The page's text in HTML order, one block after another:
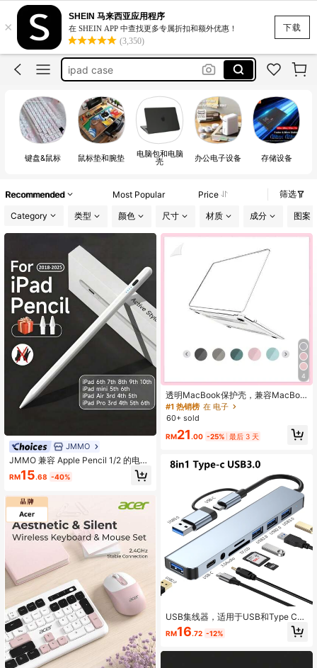
下载
×
SHEIN 马来西亚应用程序
在 SHEIN APP 中查找更多专属折扣和额外优惠！
(3,350)
复古连衣裙
ipad case
macbook case
mouse
复古连衣裙
ipad case
键盘&鼠标 鼠标垫和腕垫 电脑包和电脑
壳 办公电子设备 存储设备
Recommended Most Popular Price 筛选
Category 类型 颜色 尺寸 材质 成分 图案
JMMO
JMMO 兼容 Apple Pencil 1/2 的电容
式触控笔，防误触设计，多种颜色可
选，磁吸式设计，适用于苹果平板电
Ah 大容量电池
RM15.68 -40%
4
透明MacBook保护壳，兼容MacBoo
k Air Pro，13/14/15英寸电脑保护
壳，塑料硬壳笔记本电脑保护套，A2
套
#1 热销榜 在 电子
60+ sold
RM21 .00 -25% 最后 3 天
USB集线器，适用于USB和Type C接
口，8口USB C扩展坞，带USB 3.0、
USB 2.0、Micro SD/TF读卡器、麦
RM16.72 -12%